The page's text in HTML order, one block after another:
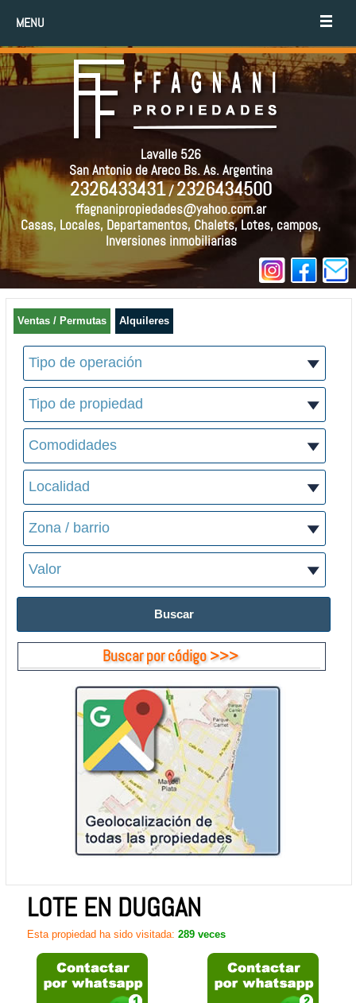
MENU
Lavalle 526
San Antonio de Areco Bs. As. Argentina
2326433431/2326434500
ffagnanipropiedades@yahoo.com.ar
Casas, Locales, Departamentos, Chalets, Lotes, campos,
Inversiones inmobiliarias
Ventas / Permutas Alquileres
Buscar por código >>>
LOTE EN DUGGAN
Esta propiedad ha sido visitada: 289 veces